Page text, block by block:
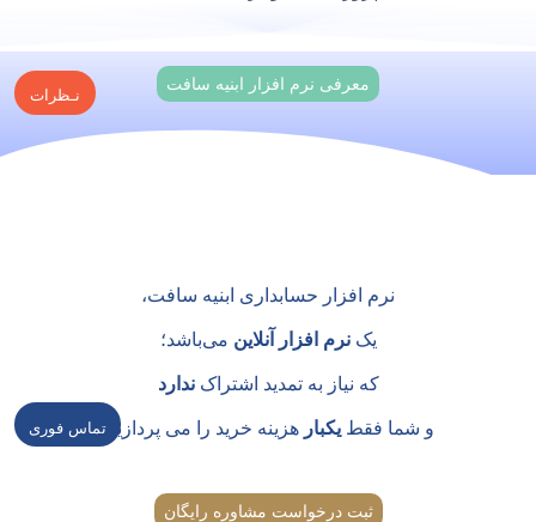
تماس فوری
نـظرات
معرفی نرم افزار ابنیه سافت
نرم افزار حسابداری ابنیه سافت،
یکنرم افزار آنلاین می‌باشد؛
که نیاز به تمدید اشتراکندارد
و شما فقطیکبار هزینه خرید را می پردازید.
ثبت درخواست مشاوره رایگان